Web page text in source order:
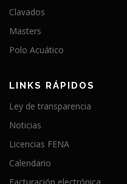
Clavados
Masters
Polo Acuático
LINKS RÁPIDOS
Ley de transparencia
Noticias
Licencias FENA
Calendario